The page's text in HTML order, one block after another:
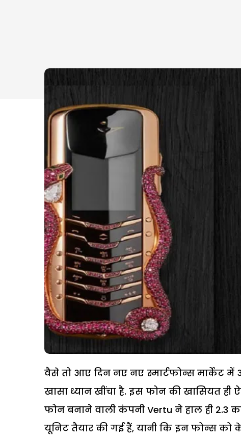
वैसे तो आए दिन नए नए स्मार्टफोन्स मार्केट
खासा ध्यान खींचा है. इस फोन की खासियत
फोन बनाने वाली कंपनी Vertu ने हाल ही
यूनिट तैयार की गई हैं, यानी कि इन फोन्स